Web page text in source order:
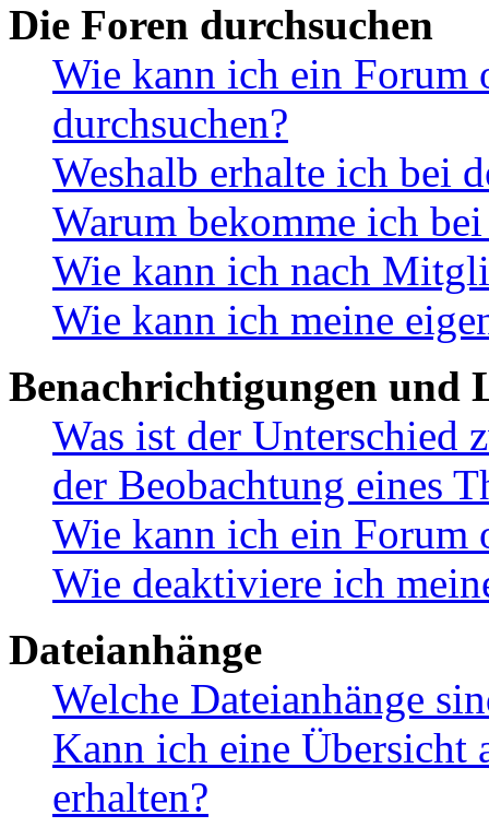
Die Foren durchsuchen
Wie kann ich ein Forum
durchsuchen?
Weshalb erhalte ich bei
Warum bekomme ich
Wie kann ich nach
Wie kann ich meine
Benachrichtigungen und
Was ist der Unterschied
der Beobachtung eines
Wie kann ich ein Forum
Wie deaktiviere ich
Dateianhänge
Welche Dateianhänge
Kann ich eine Übersicht
erhalten?